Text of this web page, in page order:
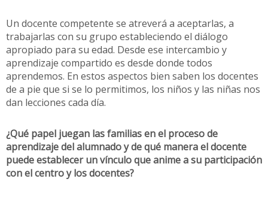
Un docente competente se atreverá a aceptarlas, a
trabajarlas con su grupo estableciendo el diálogo
apropiado para su edad. Desde ese intercambio y
aprendizaje compartido es desde donde todos
aprendemos. En estos aspectos bien saben los docentes
de a pie que si se lo permitimos, los niños y las niñas nos
dan lecciones cada día.
¿Qué papel juegan las familias en el proceso de
aprendizaje del alumnado y de qué manera el docente
puede establecer un vínculo que anime a su participación
con el centro y los docentes?